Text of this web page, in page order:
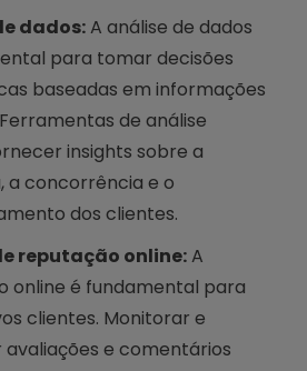
dados:A análise de dados
para tomar decisões
baseadas em informações
de análise
insights sobre a
a concorrência e o
dos clientes.
reputação online:A
online é fundamental para
clientes. Monitorar e
e comentários